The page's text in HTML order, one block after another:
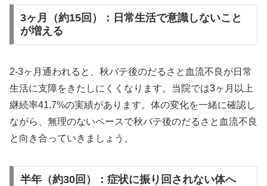
3ヶ月（約15回）：日常生活で意識しないこと
が増える
2-3ヶ月通われると、秋バテ後のだるさと血流不良が日常
生活に支障をきたしにくくなります。当院では3ヶ月以上
継続率41.7%の実績があります。体の変化を一緒に確認し
ながら、無理のないペースで秋バテ後のだるさと血流不良
と向き合っていきましょう。
半年（約30回）：症状に振り回されない体へ